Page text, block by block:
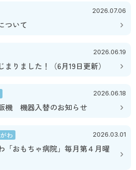
2026.07.06
ついて
2026.06.19
りました！（6月19日更新）
2026.06.18
機 機器入替のお知らせ
わ 2026.03.01
「おもちゃ病院」毎月第４月曜